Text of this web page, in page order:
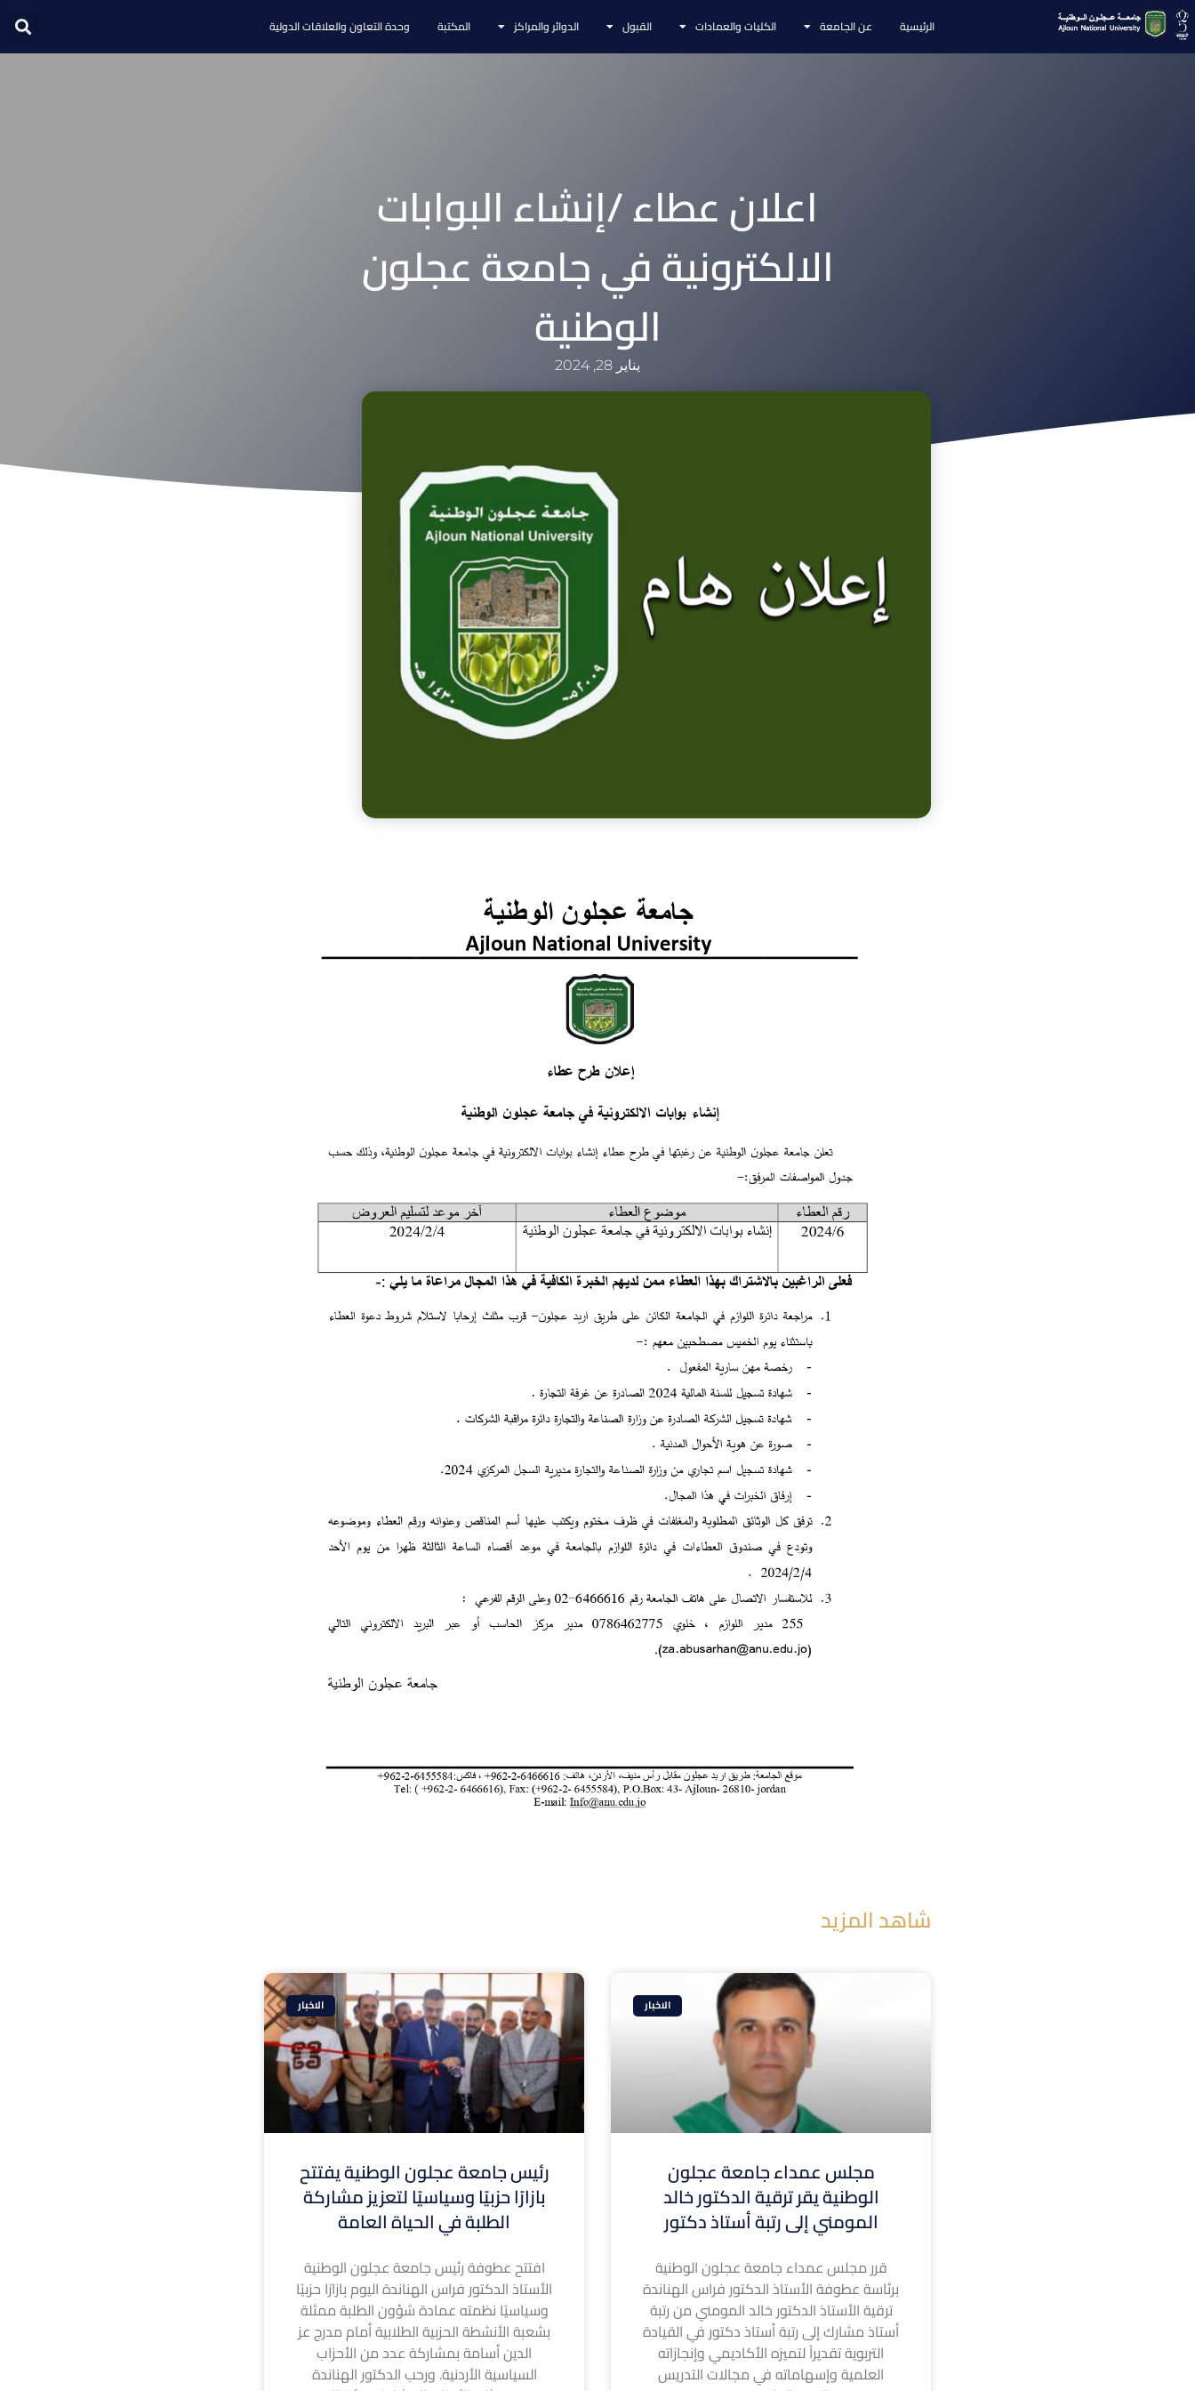
الرئيسية عن الجامعة الكليات والعمادات القبول الدوائر والمراكز المكتبة وحدة التعاون والعلاقات الدولية
اعلان عطاء /إنشاء البوابات
الالكترونية في جامعة عجلون
الوطنية
يناير 28, 2024
شاهد المزيد
الاخبار
مجلس عمداء جامعة عجلون
الوطنية يقر ترقية الدكتور خالد
المومني إلى رتبة أستاذ دكتور
قرر مجلس عمداء جامعة عجلون الوطنية
برئاسة عطوفة الأستاذ الدكتور فراس الهناندة
ترقية الأستاذ الدكتور خالد المومني من رتبة
أستاذ مشارك إلى رتبة أستاذ دكتور في القيادة
التربوية تقديراً لتميزه الأكاديمي وإنجازاته
العلمية وإسهاماته في مجالات التدريس
الاخبار
رئيس جامعة عجلون الوطنية يفتتح
بازارًا حزبيًا وسياسيًا لتعزيز مشاركة
الطلبة في الحياة العامة
افتتح عطوفة رئيس جامعة عجلون الوطنية
الأستاذ الدكتور فراس الهناندة اليوم بازارًا حزبيًا
وسياسيًا نظمته عمادة شؤون الطلبة ممثلة
بشعبة الأنشطة الحزبية الطلابية أمام مدرج عز
الدين أسامة بمشاركة عدد من الأحزاب
السياسية الأردنية. ورحب الدكتور الهناندة